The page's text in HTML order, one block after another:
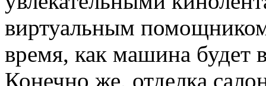
виртуальным
время, как машина будет
Конечно же, отделка